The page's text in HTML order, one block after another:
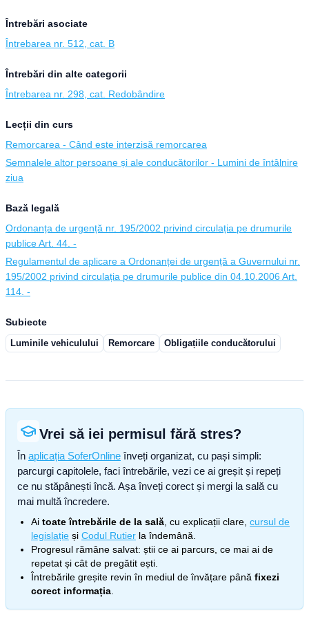
Întrebări asociate
Întrebarea nr. 512, cat. B
Întrebări din alte categorii
Întrebarea nr. 298, cat. Redobândire
Lecții din curs
Remorcarea - Când este interzisă remorcarea
Semnalele altor persoane și ale conducătorilor - Lumini de întâlnire
ziua
Bază legală
Ordonanța de urgență nr. 195/2002 privind circulația pe drumurile
publice Art. 44. -
Regulamentul de aplicare a Ordonanței de urgență a Guvernului nr.
195/2002 privind circulația pe drumurile publice din 04.10.2006 Art.
114. -
Subiecte
Luminile vehiculului Remorcare Obligațiile conducătorului
Vrei să iei permisul fără stres?
În aplicația SoferOnline înveți organizat, cu pași simpli:
parcurgi capitolele, faci întrebările, vezi ce ai greșit și repeți
ce nu stăpânești încă. Așa înveți corect și mergi la sală cu
mai multă încredere.
Ai toate întrebările de la sală , cu explicații clare, cursul de
legislație și Codul Rutier la îndemână.
Progresul rămâne salvat: știi ce ai parcurs, ce mai ai de
repetat și cât de pregătit ești.
Întrebările greșite revin în mediul de învățare până fixezi
corect informația